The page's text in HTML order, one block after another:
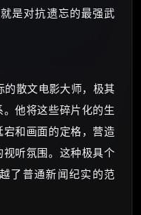
是对抗遗忘的最强武
的散文电影大师，极其
他将这些碎片化的生
和画面的定格，营造
听氛围。这种极具个
了普通新闻纪实的范